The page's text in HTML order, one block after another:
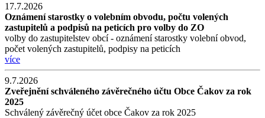
17.7.2026
Oznámení starostky o volebním obvodu, počtu volených
zastupitelů a podpisů na peticích pro volby do ZO
volby do zastupitelstev obcí - oznámení starostky volební obvod,
počet volených zastupitelů, podpisy na peticích
více
9.7.2026
Zveřejnění schváleného závěrečného účtu Obce Čakov za rok
2025
Schválený závěrečný účet obce Čakov za rok 2025